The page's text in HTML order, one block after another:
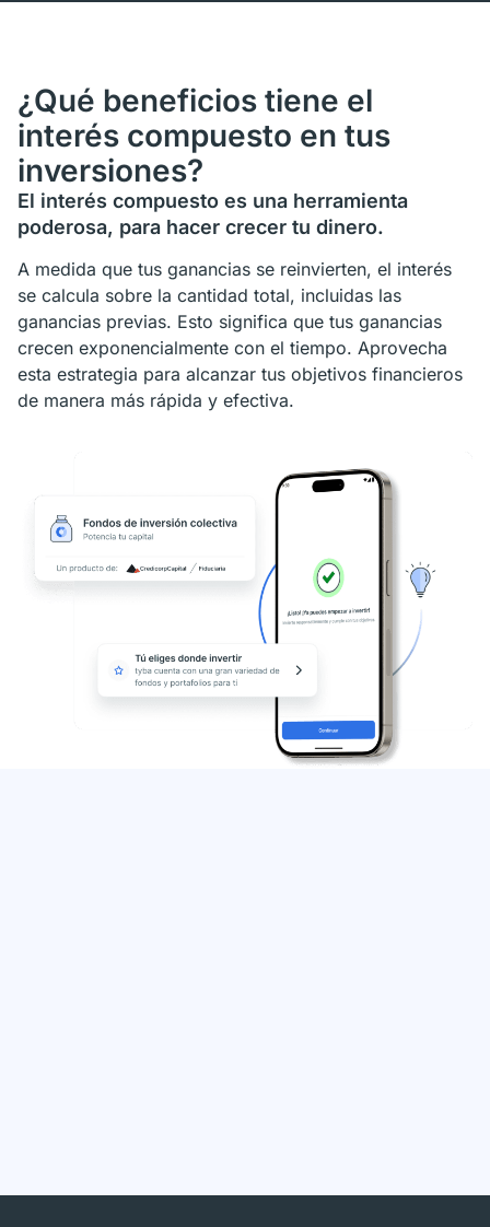
¿Qué beneficios tiene el
interés compuesto en tus
inversiones?
El interés compuesto es una herramienta
poderosa, para hacer crecer tu dinero.
A medida que tus ganancias se reinvierten, el interés
se calcula sobre la cantidad total, incluidas las
ganancias previas. Esto significa que tus ganancias
crecen exponencialmente con el tiempo. Aprovecha
esta estrategia para alcanzar tus objetivos financieros
de manera más rápida y efectiva.